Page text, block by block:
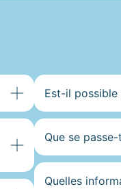
Est-il possible
Que se
Quelles